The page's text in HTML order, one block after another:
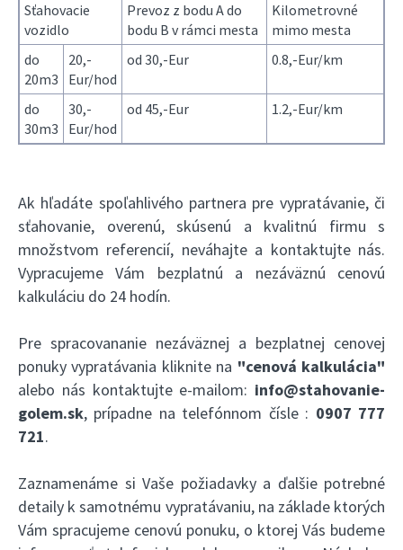
Sťahovacie
vozidlo
Prevoz z bodu A do
bodu B v rámci mesta
Kilometrovné
mimo mesta
do
20m3
20,-
Eur/hod
od 30,-Eur 0.8,-Eur/km
do
30m3
30,-
Eur/hod
od 45,-Eur 1.2,-Eur/km
Ak hľadáte spoľahlivého partnera pre vypratávanie, či
sťahovanie, overenú, skúsenú a kvalitnú firmu s
množstvom referencií, neváhajte a kontaktujte nás.
Vypracujeme Vám bezplatnú a nezáväznú cenovú
kalkuláciu do 24 hodín.
Pre spracovananie nezáväznej a bezplatnej cenovej
ponuky vypratávania kliknite na "cenová kalkulácia"
alebo nás kontaktujte e-mailom: info@stahovanie-
golem.sk, prípadne na telefónnom čísle : 0907 777
721.
Zaznamenáme si Vaše požiadavky a ďalšie potrebné
detaily k samotnému vypratávaniu, na základe ktorých
Vám spracujeme cenovú ponuku, o ktorej Vás budeme